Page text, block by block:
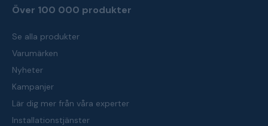
Över 100 000 produkter
Se alla produkter
Varumärken
Nyheter
Kampanjer
Lär dig mer från våra experter
Installationstjänster